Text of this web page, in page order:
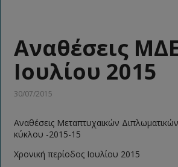
Αναθέσεις
Ιουλίου 2015
30/07/2015
Αναθέσεις Μεταπτυχαικών
κύκλου -2015-15
Χρονική περίοδος Ιουλίου 2015